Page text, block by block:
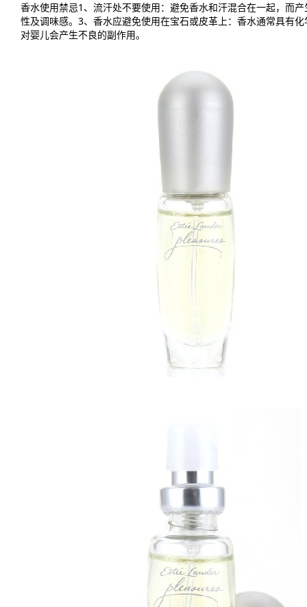
香水使用禁忌1、流汗处不要使用：避免香水和汗混合在一起，而
性及调味感。3、香水应避免使用在宝石或皮革上：香水通常具有
对婴儿会产生不良的副作用。